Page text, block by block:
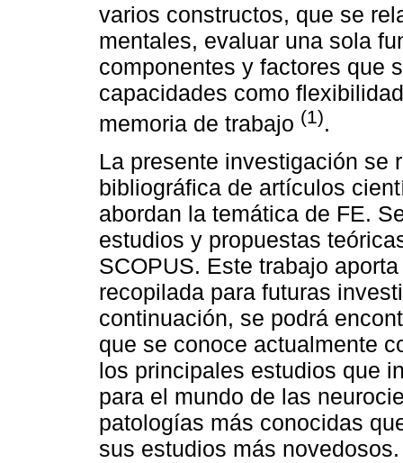
varios constructos, que se
mentales, evaluar una sola
componentes y factores que
capacidades como
memoria de trabajo (1).
La presente investigación se
bibliográfica de artículos
abordan la temática de FE.
estudios y propuestas
SCOPUS. Este trabajo
recopilada para futuras
continuación, se podrá
que se conoce actualmente
los principales estudios que
para el mundo de las
patologías más conocidas
sus estudios más novedosos.